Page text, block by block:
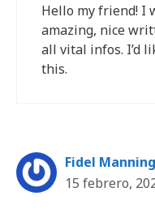
Hello my friend! I
amazing, nice
all vital infos. I’d
this.
Fidel Manning
15 febrero,